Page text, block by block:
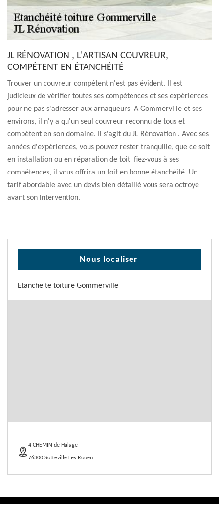
JL RÉNOVATION , L'ARTISAN COUVREUR,
COMPÉTENT EN ÉTANCHÉITÉ
Trouver un couvreur compétent n'est pas évident. Il est
judicieux de vérifier toutes ses compétences et ses expériences
pour ne pas s'adresser aux arnaqueurs. A Gommerville et ses
environs, il n'y a qu'un seul couvreur reconnu de tous et
compétent en son domaine. Il s'agit du JL Rénovation . Avec ses
années d'expériences, vous pouvez rester tranquille, que ce soit
en installation ou en réparation de toit, fiez-vous à ses
compétences, il vous offrira un toit en bonne étanchéité. Un
tarif abordable avec un devis bien détaillé vous sera octroyé
avant son intervention.
Nous localiser
Etanchéité toiture Gommerville
4 CHEMIN de Halage
76300 Sotteville Les Rouen